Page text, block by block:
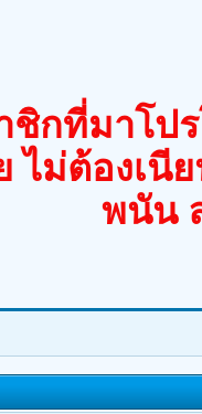
กที่มาโป
ไม่ต้องเนี
พนัน